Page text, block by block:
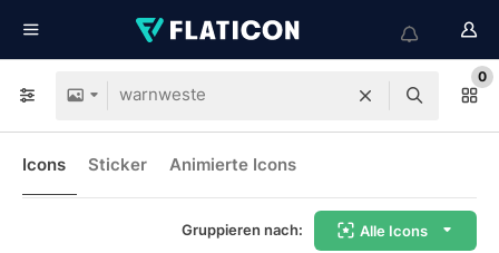
0
Icons Sticker Animierte Icons
Gruppieren nach: Alle Icons